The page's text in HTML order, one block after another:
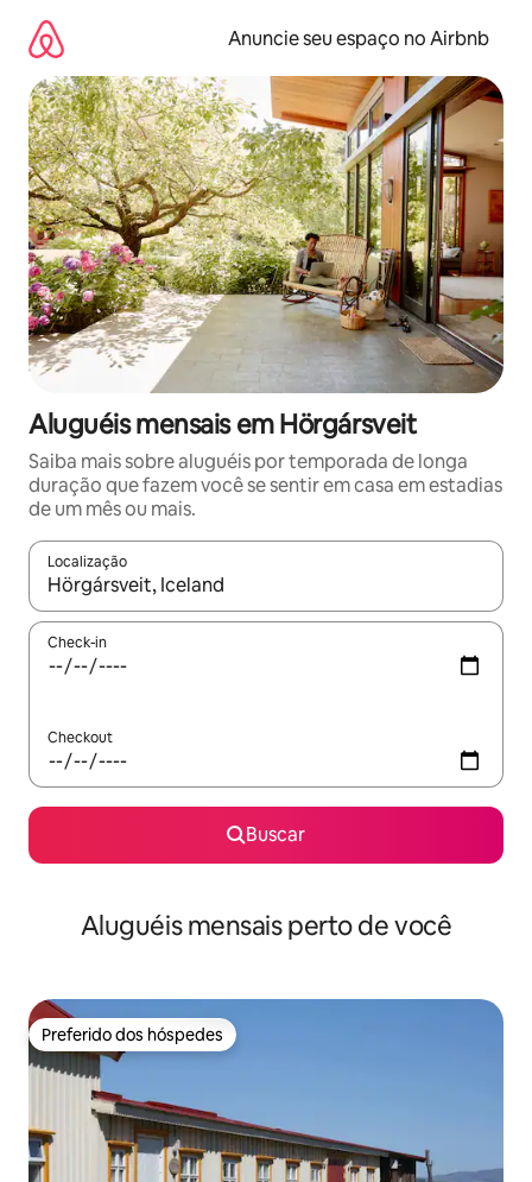
para
conteúdo
Anuncie seu espaço no Airbnb
Aluguéis mensais em Hörgársveit
Saiba mais sobre aluguéis por temporada de longa
duração que fazem você se sentir em casa em estadias
de um mês ou mais.
Localização
Quando os resultados estiverem disponíveis, explore-os
Check-in
Checkout
Buscar
Aluguéis mensais perto de você
Preferido dos hóspedes
Preferido dos hóspedes